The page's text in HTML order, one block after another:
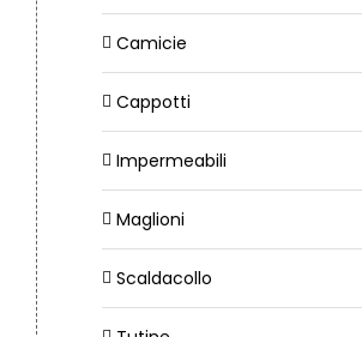
Camicie
Cappotti
Impermeabili
Maglioni
Scaldacollo